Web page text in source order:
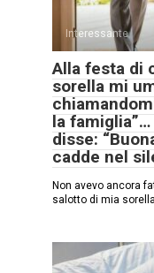
Interessante
Alla festa di
sorella mi
la
disse:
cadde nel
Non avevo ancora
salotto di mia